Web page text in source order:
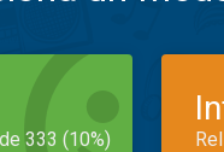
333 (10%)